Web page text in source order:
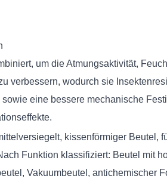
um die Atmungsaktivität,
verbessern, wodurch sie
eine bessere mechanische
kissenförmiger Beutel,
Funktion klassifiziert: Beutel mit
Vakuumbeutel, antichemischer